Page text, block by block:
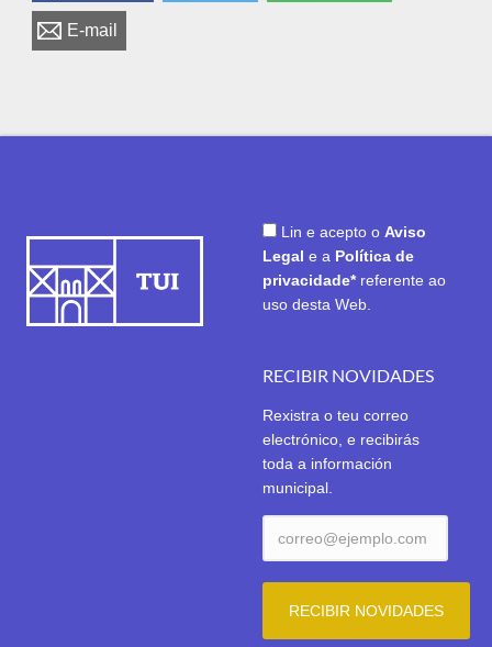
E-mail
Lin e acepto o Aviso
Legal e a Política de
privacidade* referente ao
uso desta Web.
RECIBIR NOVIDADES
Rexistra o teu correo
electrónico, e recibirás
toda a información
municipal.